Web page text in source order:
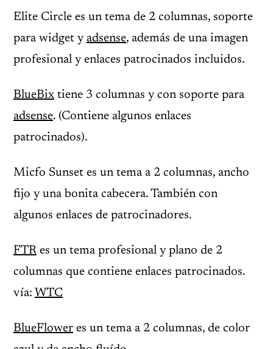
Elite Circle es un tema de 2 columnas, soporte
para widget y adsense, además de una imagen
profesional y enlaces patrocinados incluidos.
BlueBix tiene 3 columnas y con soporte para
adsense. (Contiene algunos enlaces
patrocinados).
Micfo Sunset es un tema a 2 columnas, ancho
fijo y una bonita cabecera. También con
algunos enlaces de patrocinadores.
FTR es un tema profesional y plano de 2
columnas que contiene enlaces patrocinados.
vía: WTC
BlueFlower es un tema a 2 columnas, de color